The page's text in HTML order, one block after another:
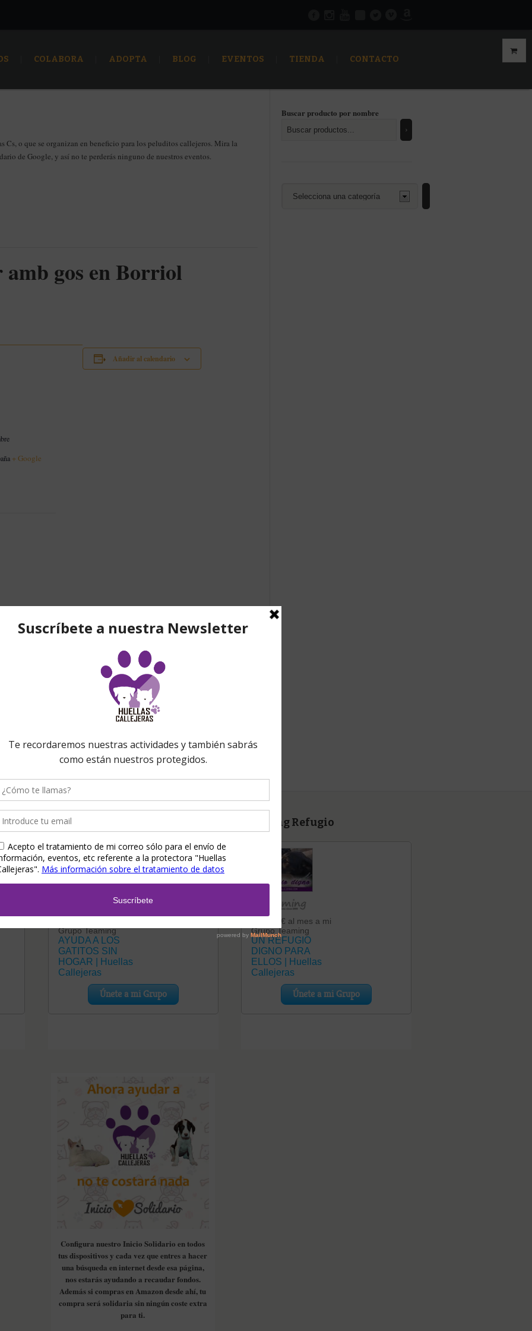
COLABORA ADOPTA BLOG EVENTOS TIENDA CONTACTO
Cs, o que se organizan en beneficio para los peluditos callejeros. Mira la
de Google, y así no te perderás ninguno de nuestros eventos.
amb gos en Borriol
Añadir al calendario
+ Google
Buscar producto por nombre
una
Teaming Gatitos Teaming Refugio
Configura nuestro Inicio Solidario en todos
tus dispositivos y cada vez que entres a hacer
una búsqueda en internet desde esa página,
nos estarás ayudando a recaudar fondos.
Además si compras en Amazon desde ahí, tu
compra será solidaria sin ningún coste extra
para ti.